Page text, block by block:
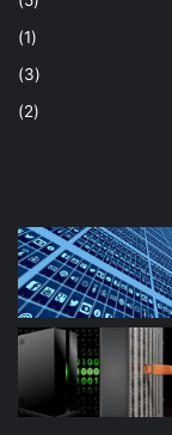
(1)
(3)
(2)